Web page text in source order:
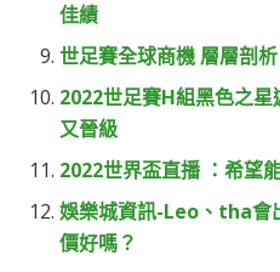
佳績
世足賽全球商機 層層剖
2022世足賽H組黑色之
又晉級
2022世界盃直播 ：希望
娛樂城資訊-Leo、tha會
價好嗎？